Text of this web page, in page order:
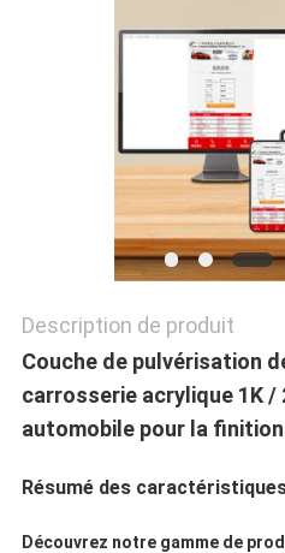
SOUMISSION
POLITIQUE
DE
CONFIDENTIALITÉ
Description de produit
Couche de pulvérisation
carrosserie acrylique 1K
automobile pour la
Résumé des
Découvrez notre gamme de